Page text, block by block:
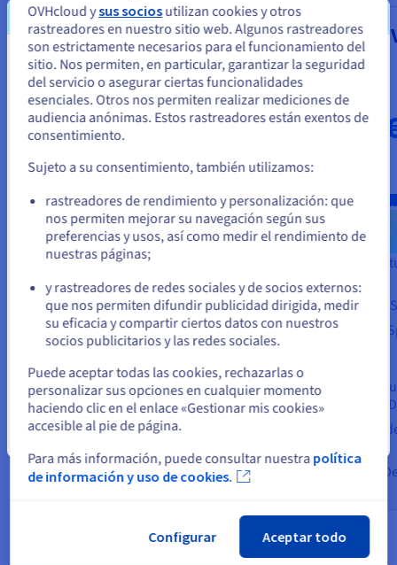
Public VCF as a Service
Desde
299 €
/mes + IVA
Infraestructura compartida y
gestionada
99,95 % de SLA
Basado en VMware Cloud
Foundation (VCF)
Casos de uso
Infraestructura reducida (<12
vCPU)
Migración a la nube (Move to
Cloud)
Desarrollo/pruebas
Managed
vSphere
Desde
2.476
gestionada
99,95 % de
Modular
Plan de
desastres
Migración
Shift)
Software-
Parece que está ubicado en Estados
Unidos
Si quiere hacer un pedido desde Estados Unidos, deberá buscar
el sitio web adecuado y crear una cuenta.
us.ovhcloud.com/
Inglés USD - $
Permanezca en el sitio web actual
OVHcloud ysus sociosutilizan cookies y otros
rastreadores en nuestro sitio web. Algunos rastreadores
son estrictamente necesarios para el funcionamiento del
sitio. Nos permiten, en particular, garantizar la seguridad
del servicio o asegurar ciertas funcionalidades
esenciales. Otros nos permiten realizar mediciones de
audiencia anónimas. Estos rastreadores están exentos de
consentimiento.
Sujeto a su consentimiento, también utilizamos:
rastreadores de rendimiento y personalización: que
nos permiten mejorar su navegación según sus
preferencias y usos, así como medir el rendimiento de
nuestras páginas;
y rastreadores de redes sociales y de socios externos:
que nos permiten difundir publicidad dirigida, medir
su eficacia y compartir ciertos datos con nuestros
socios publicitarios y las redes sociales.
Puede aceptar todas las cookies, rechazarlas o
personalizar sus opciones en cualquier momento
haciendo clic en el enlace «Gestionar mis cookies»
accesible al pie de página.
Para más información, puede consultar nuestra política
de información y uso de cookies.
Configurar Aceptar todo